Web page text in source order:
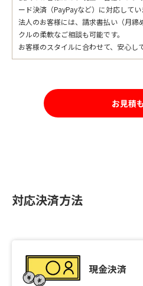
ード決済（PayPayなど）に対応してい
法人のお客様には、請求書払い（月締
クルの柔軟なご相談も可能です。
お客様のスタイルに合わせて、安心し
お見積
対応決済方法
現金決済